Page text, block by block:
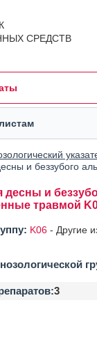
СРЕДСТВ
и беззубого
десны и
травмой
K06- Другие
3